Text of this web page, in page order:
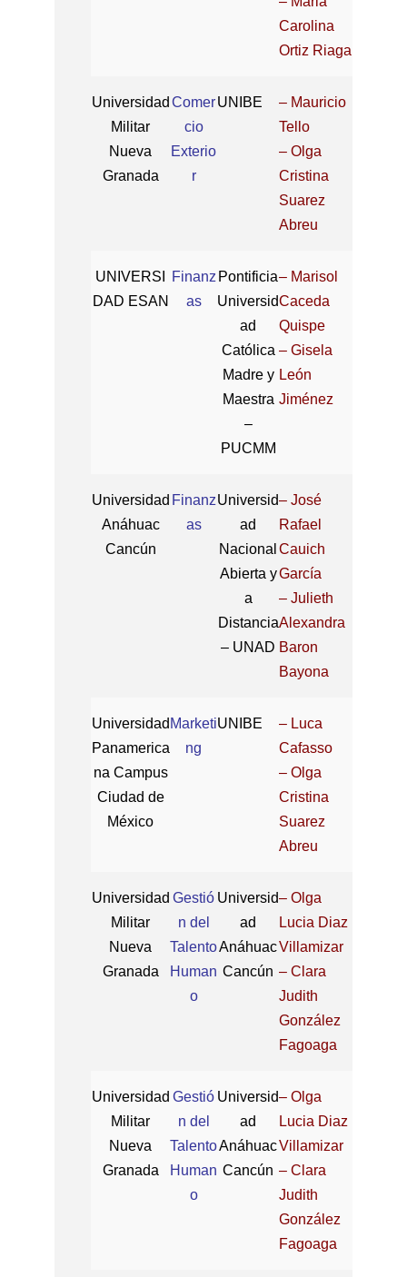
Carolina
Ortiz Riaga
Universidad
Militar
Nueva
Granada
Comer
cio
Exterio
r
UNIBE
– Mauricio
Tello
– Olga
Cristina
Suarez
Abreu
UNIVERSI
DAD ESAN
Finanz
as
Pontificia
Universid
ad
Católica
Madre y
Maestra
–
PUCMM
– Marisol
Caceda
Quispe
– Gisela
León
Jiménez
Universidad
Anáhuac
Cancún
Finanz
as
Universid
ad
Nacional
Abierta y
a
Distancia
– UNAD
– José
Rafael
Cauich
García
– Julieth
Alexandra
Baron
Bayona
Universidad
Panamerica
na Campus
Ciudad de
México
Marketi
ng
UNIBE
– Luca
Cafasso
– Olga
Cristina
Suarez
Abreu
Universidad
Militar
Nueva
Granada
Gestió
n del
Talento
Human
o
Universid
ad
Anáhuac
Cancún
– Olga
Lucia Diaz
Villamizar
– Clara
Judith
González
Fagoaga
Universidad
Militar
Nueva
Granada
Gestió
n del
Talento
Human
o
Universid
ad
Anáhuac
Cancún
– Olga
Lucia Diaz
Villamizar
– Clara
Judith
González
Fagoaga